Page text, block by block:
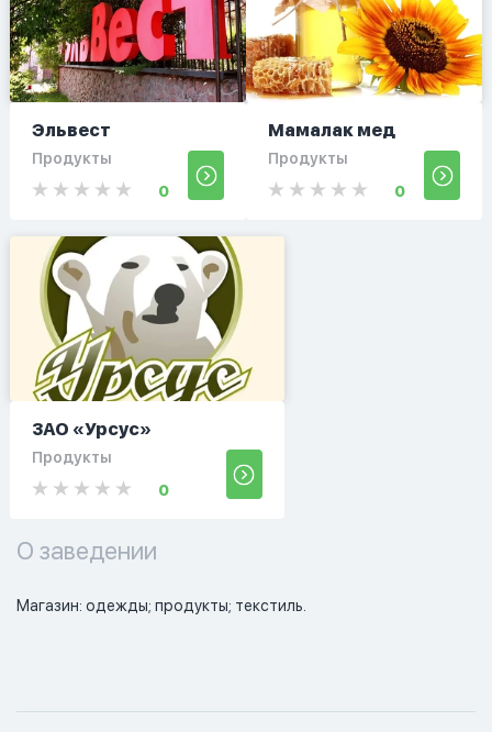
Эльвест
Продукты
0
Мамалак мед
Продукты
0
ЗАО «Урсус»
Продукты
0
О заведении
Магазин: одежды; продукты; текстиль.